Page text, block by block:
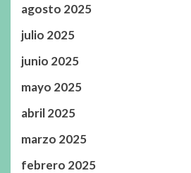
agosto 2025
julio 2025
junio 2025
mayo 2025
abril 2025
marzo 2025
febrero 2025